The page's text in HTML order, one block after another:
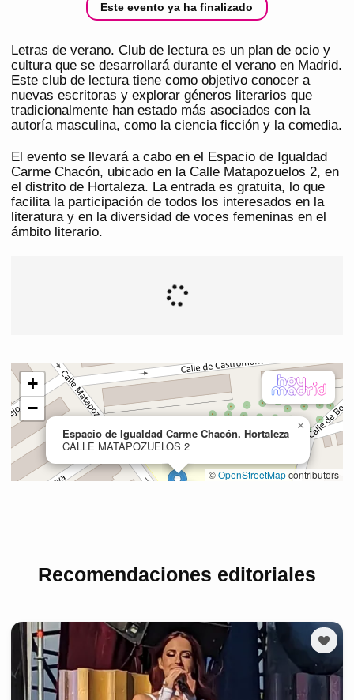
Este evento ya ha finalizado
Letras de verano. Club de lectura es un plan de ocio y
cultura que se desarrollará durante el verano en Madrid.
Este club de lectura tiene como objetivo conocer a
nuevas escritoras y explorar géneros literarios que
tradicionalmente han estado más asociados con la
autoría masculina, como la ciencia ficción y la comedia.
El evento se llevará a cabo en el Espacio de Igualdad
Carme Chacón, ubicado en la Calle Matapozuelos 2, en
el distrito de Hortaleza. La entrada es gratuita, lo que
facilita la participación de todos los interesados en la
literatura y en la diversidad de voces femeninas en el
ámbito literario.
Recomendaciones editoriales